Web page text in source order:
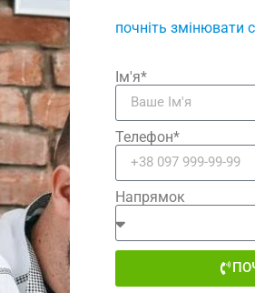
почніть змінювати
Ім'я*
Телефон*
Напрямок